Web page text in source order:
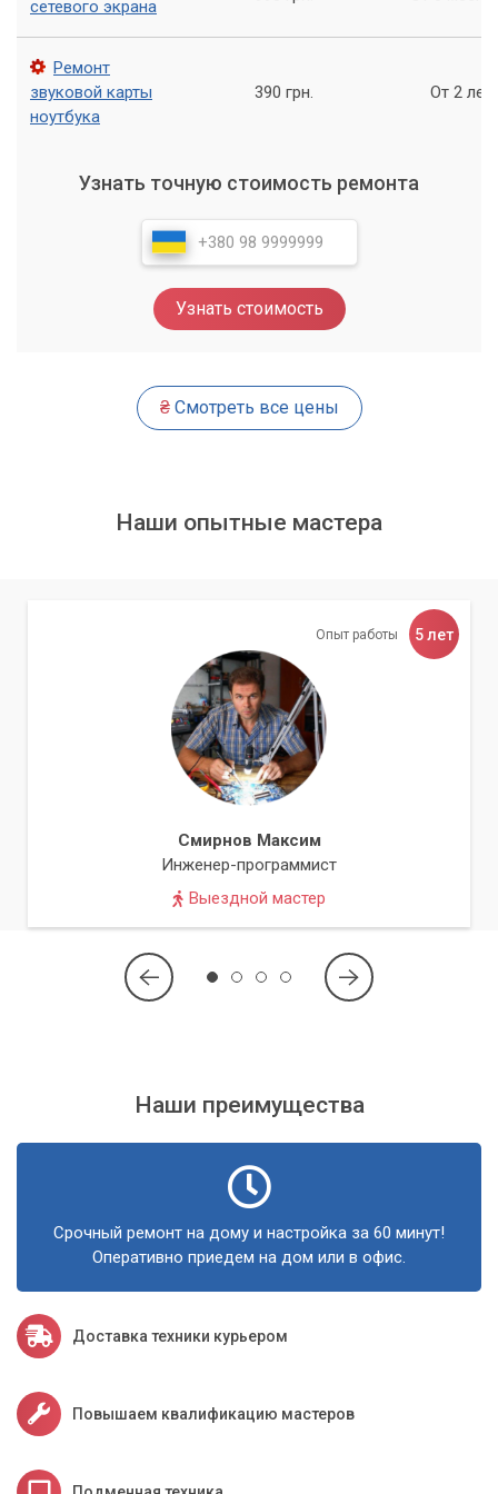
проблемами с подключением к Интернету или хотите
улучшить производительность, обратитесь в наш
сервисный центр «Компьютерный Мастер».
Наши профессионалы помогут вам выбрать и установить
сетевого экрана
Ремонт
звуковой карты
ноутбука
390 грн. От 2 лет
Узнать точную стоимость ремонта
Узнать стоимость
₴Смотреть все цены
Наши опытные мастера
Опыт работы 5 лет
Смирнов Максим
Инженер-программист
Выездной мастер
Наши преимущества
Срочный ремонт на дому и настройка за 60 минут!
Оперативно приедем на дом или в офис.
Доставка техники курьером
Повышаем квалификацию мастеров